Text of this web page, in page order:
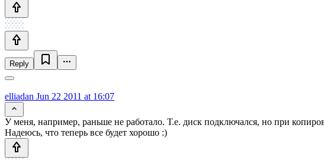
Reply
elliadan Jun 22 2011 at 16:07
У меня, например, раньше не работало. Т.е. диск подключался, но при
Надеюсь, что теперь все будет хорошо :)